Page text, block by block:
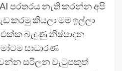
පරතරය නැති කරන්න අපි
කරමු කියලා මම ඉල්ලා
බැඳුණු නිෂ්පාදන
සාධාරණ
සරිලන වැටුපකුත්